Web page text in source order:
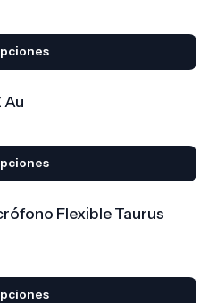
Au
Flexible Taurus